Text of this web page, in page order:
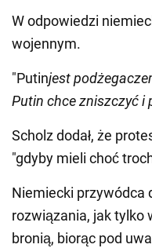
W odpowiedzi
wojennym.
"Putinjest
Putin chce zniszczyć i
Scholz dodał, że
"gdyby mieli choć
Niemiecki przywódca
rozwiązania, jak tylko
bronią, biorąc pod